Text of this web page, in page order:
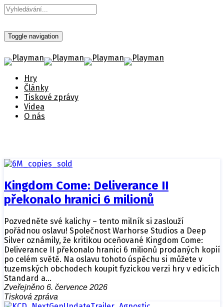
Toggle navigation
Hry
Články
Tiskové zprávy
Videa
O nás
Kingdom Come: Deliverance II
překonalo hranici 6 milionů
Pozvedněte své kalichy – tento milník si zaslouží
pořádnou oslavu! Společnost Warhorse Studios a Deep
Silver oznámily, že kritikou oceňované Kingdom Come:
Deliverance II překonalo hranici 6 milionů prodaných kopií
po celém světě. Na oslavu tohoto úspěchu si můžete v
tuzemských obchodech koupit fyzickou verzi hry v edicích
Standard a…
Zveřejněno 6. července 2026
Tisková zpráva